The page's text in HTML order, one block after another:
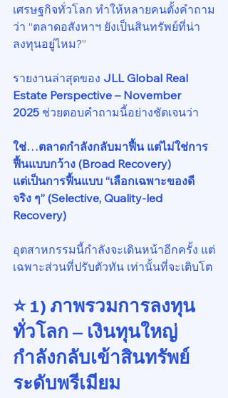
เศรษฐกิจทั่วโลก ทำให้หลายคนตั้งคำถาม
ว่า “ตลาดอสังหาฯ ยังเป็นสินทรัพย์ที่น่า
ลงทุนอยู่ไหม?”
รายงานล่าสุดของ JLL Global Real
Estate Perspective – November
2025 ช่วยตอบคำถามนี้อย่างชัดเจนว่า
ใช่…ตลาดกำลังกลับมาฟื้น แต่ไม่ใช่การ
ฟื้นแบบกว้าง (Broad Recovery)
แต่เป็นการฟื้นแบบ “เลือกเฉพาะของดี
จริง ๆ” (Selective, Quality-led
Recovery)
อุตสาหกรรมนี้กำลังจะเดินหน้าอีกครั้ง แต่
เฉพาะส่วนที่ปรับตัวทัน เท่านั้นที่จะเติบโต
⭐ 1) ภาพรวมการลงทุน
ทั่วโลก – เงินทุนใหญ่
กำลังกลับเข้าสินทรัพย์
ระดับพรีเมียม